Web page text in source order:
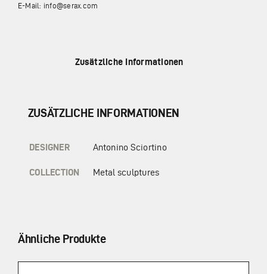
E-Mail: info@serax.com
Zusätzliche Informationen
ZUSÄTZLICHE INFORMATIONEN
DESIGNER Antonino Sciortino
COLLECTION Metal sculptures
Ähnliche Produkte